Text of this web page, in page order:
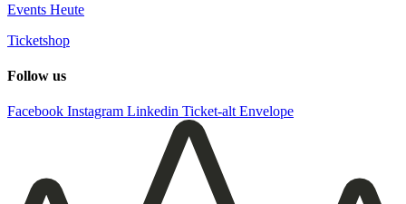
Events Heute
Ticketshop
Follow us
Facebook Instagram Linkedin Ticket-alt Envelope